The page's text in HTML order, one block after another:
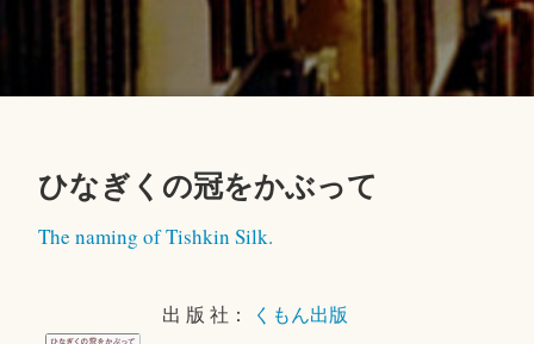
ひなぎくの冠をかぶって
The naming of Tishkin Silk.
出 版 社： くもん出版